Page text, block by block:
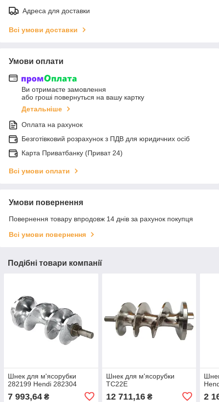
Адреса для доставки
Всі умови доставки
Умови оплати
Ви отримаєте замовлення
або гроші повернуться на вашу картку
Детальніше
Оплата на рахунок
Безготівковий розрахунок з ПДВ для юридичних осіб
Карта Приватбанку (Приват 24)
Всі умови оплати
Умови повернення
Повернення товару впродовж 14 днів за рахунок покупця
Всі умови повернення
Подібні товари компанії
Шнек для м'ясорубки
282199 Hendi 282304
7 993,64 ₴
Шнек для м'ясорубки
TC22Е
12 711,16₴ 2